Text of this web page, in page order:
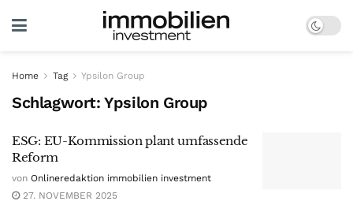
Home Tag Ypsilon Group
Schlagwort:Ypsilon Group
ESG: EU-Kommission plant umfassende
Reform
von Onlineredaktion immobilien investment
27. NOVEMBER 2025